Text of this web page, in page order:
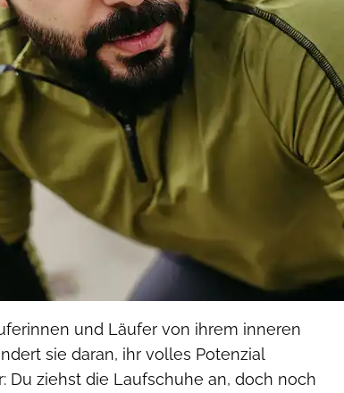
und Läufer von ihrem inneren
sie daran, ihr volles Potenzial
Du ziehst die Laufschuhe an, doch noch